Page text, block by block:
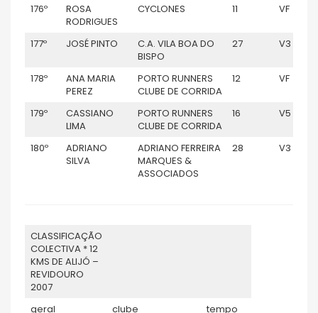
176º
ROSA
RODRIGUES
CYCLONES 11 VF
177º JOSÉ PINTO
C.A. VILA BOA DO
BISPO
27 V3
178º
ANA MARIA
PEREZ
PORTO RUNNERS
CLUBE DE CORRIDA
12 VF
179º
CASSIANO
LIMA
PORTO RUNNERS
CLUBE DE CORRIDA
16 V5
180º
ADRIANO
SILVA
ADRIANO FERREIRA
MARQUES &
ASSOCIADOS
28 V3
CLASSIFICAÇÃO
COLECTIVA * 12
KMS DE ALIJÓ –
REVIDOURO
2007
geral
clube tempo